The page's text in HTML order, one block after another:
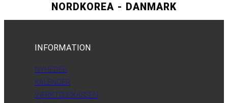
NORDKOREA - DANMARK
INFORMATION
NYHEDER
KALENDER
VÆRKTØJSKASSEN